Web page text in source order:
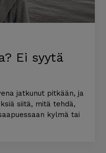
Ei syytä
jatkunut pitkään, ja
siitä, mitä tehdä,
kylmä tai